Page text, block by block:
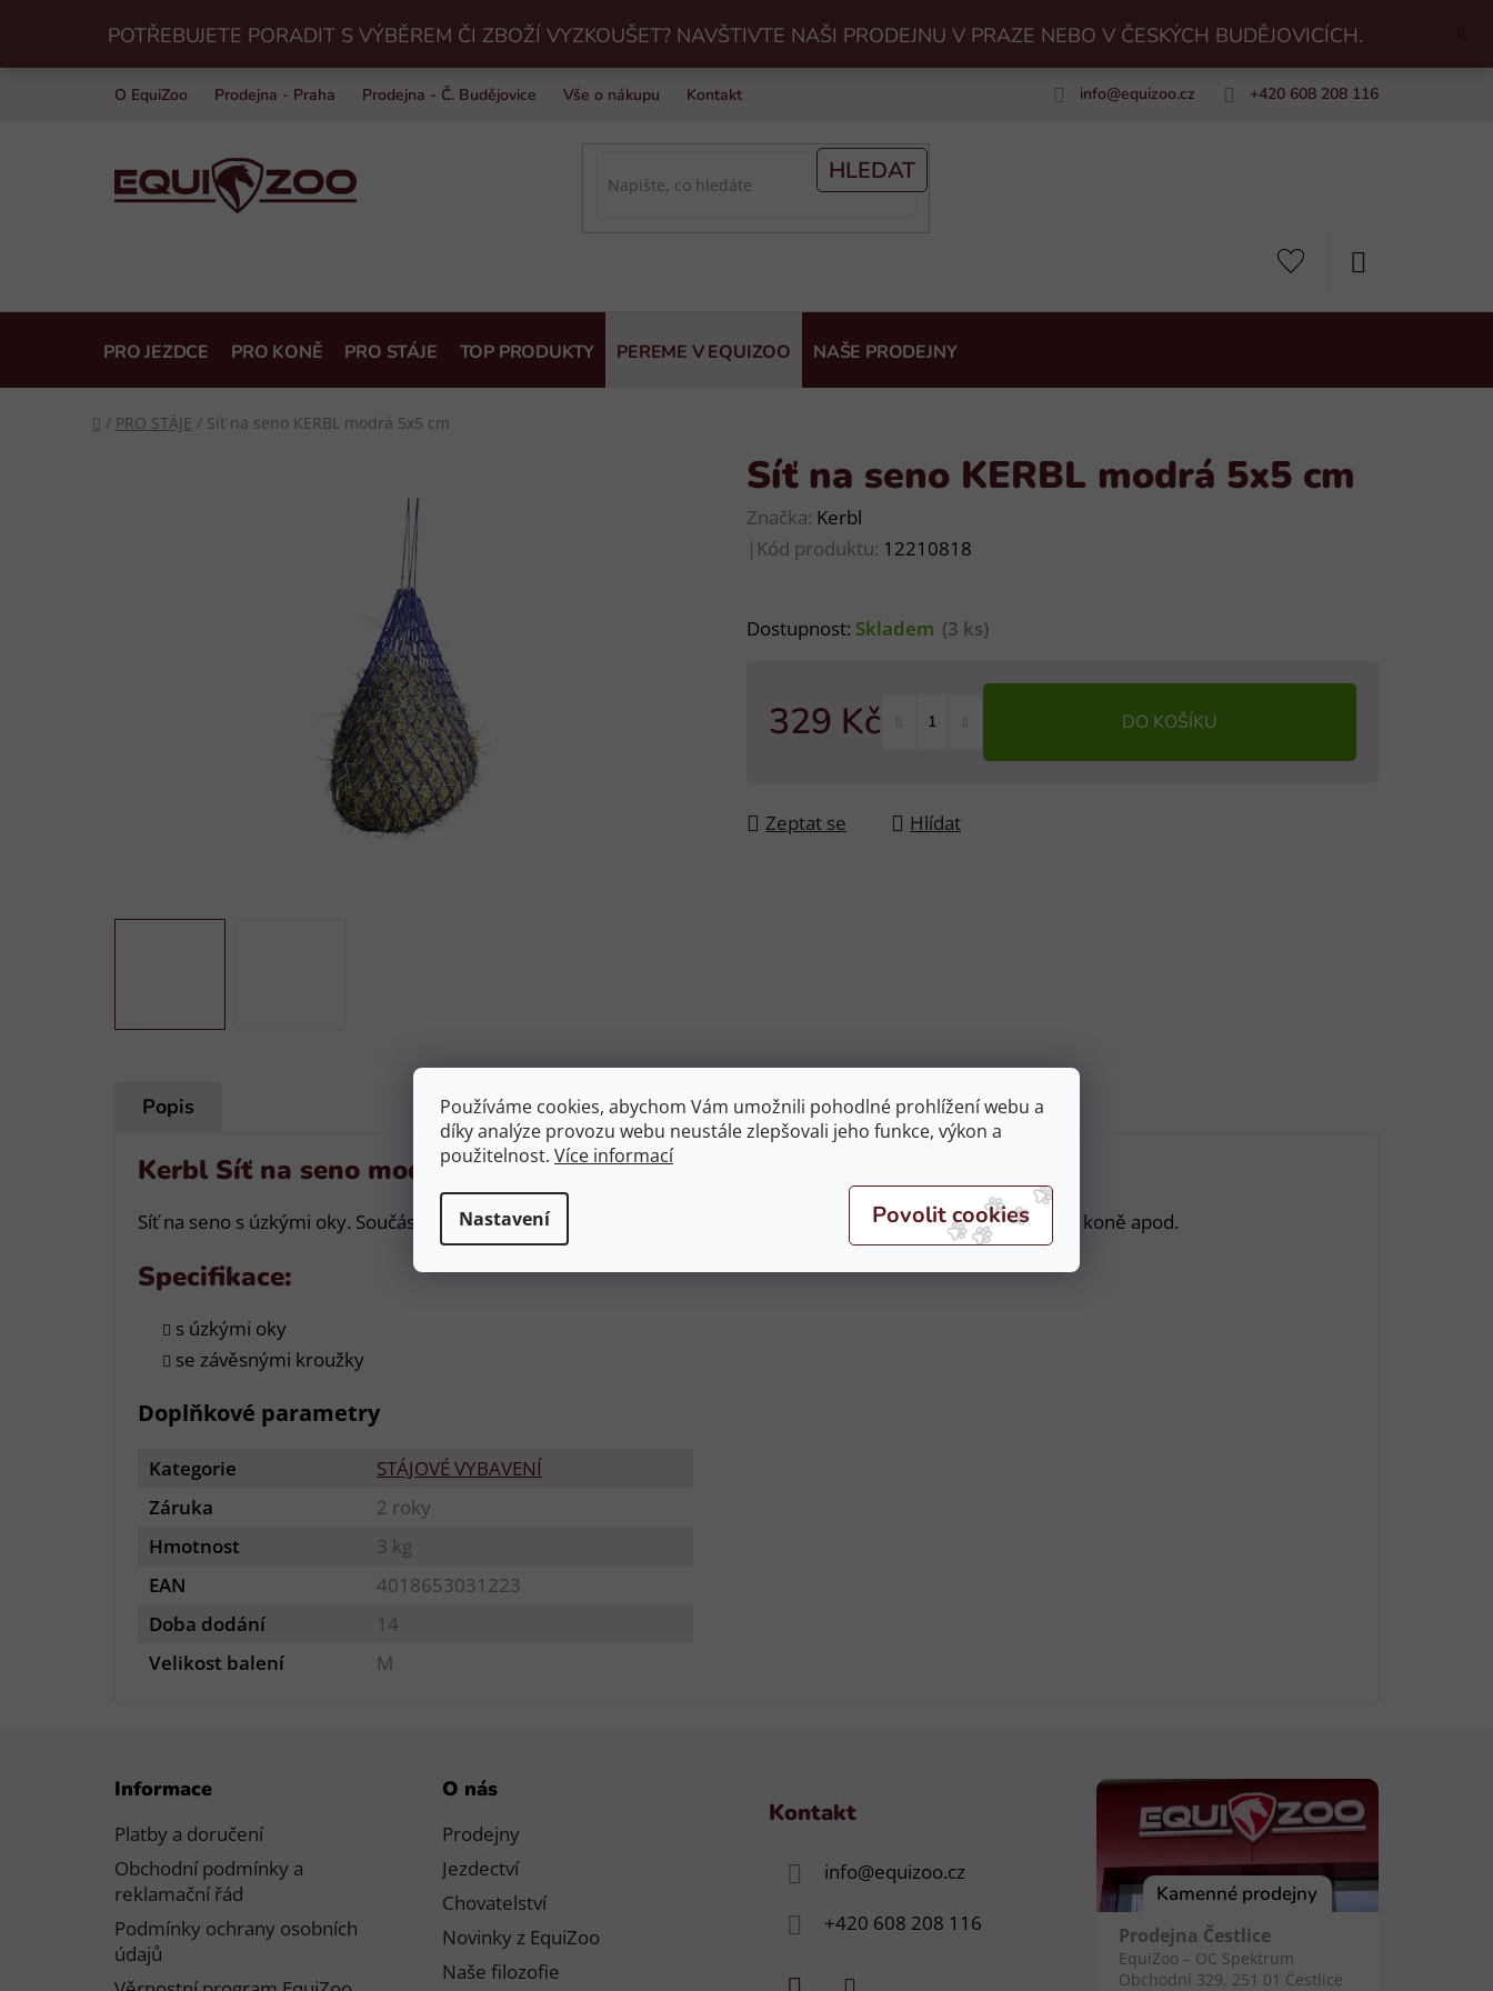
Používáme cookies, abychom Vám umožnili pohodlné prohlížení webu a
díky analýze provozu webu neustále zlepšovali jeho funkce, výkon a
použitelnost. Více informací
Nastavení
obsah
POTŘEBUJETE PORADIT S VÝBĚREM ČI ZBOŽÍ VYZKOUŠET? NAVŠTIVTE NAŠI PRODEJNU V PRAZE NEBO V ČESKÝCH BUDĚJOVICÍCH.
O EquiZoo Prodejna - Praha Prodejna - Č. Budějovice Vše o nákupu Kontakt info@equizoo.cz +420 608 208 116
HLEDAT
PRO JEZDCE PRO KONĚ PRO STÁJE TOP PRODUKTY PEREME V EQUIZOO NAŠE PRODEJNY
Domů
/ PRO STÁJE / Síť na seno KERBL modrá 5x5 cm
Síť na seno KERBL modrá 5x5 cm
Značka: Kerbl
| Kód produktu: 12210818
Dostupnost: Skladem (3 ks)
329 Kč DO KOŠÍKU
Zeptat se Hlídat
Popis
Kerbl Síť na seno modrá 5*5 cm
Síť na seno s úzkými oky. Součástí jsou závěsné kroužky. Slouží například k prodloužení doby krmení, zabavení koně apod.
Specifikace:
s úzkými oky
se závěsnými kroužky
Doplňkové parametry
Kategorie
STÁJOVÉ VYBAVENÍ
Záruka
2 roky
Hmotnost
3 kg
EAN
4018653031223
Doba dodání
14
Velikost balení
M
Informace
Platby a doručení
Obchodní podmínky a
reklamační řád
Podmínky ochrany osobních
údajů
O nás
Prodejny
Jezdectví
Chovatelství
Novinky z EquiZoo
Naše filozofie
Kontakt
info@equizoo.cz
+420 608 208 116
Kamenné prodejny
Prodejna Čestlice
EquiZoo – OC Spektrum
Obchodní 329, 251 01 Čestlice